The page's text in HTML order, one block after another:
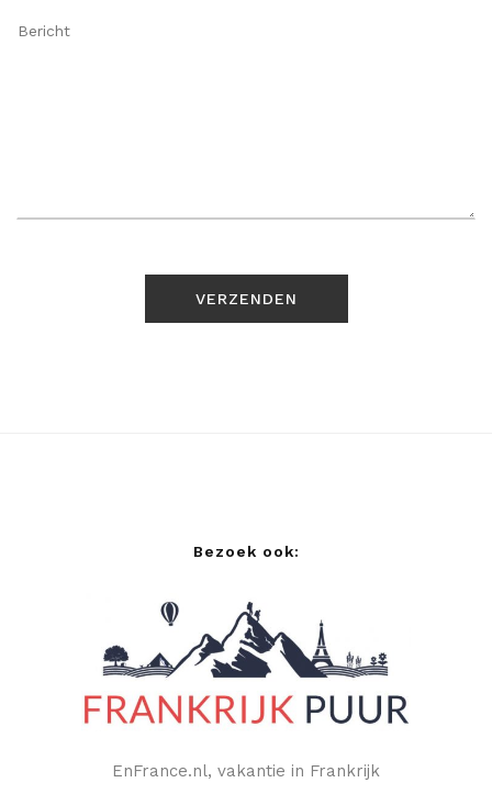
Bezoek ook:
EnFrance.nl, vakantie in Frankrijk